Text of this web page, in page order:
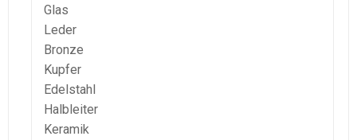
Glas
Leder
Bronze
Kupfer
Edelstahl
Halbleiter
Keramik